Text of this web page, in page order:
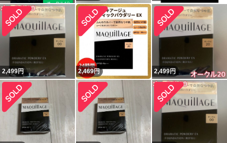
2,499円 2,469円 2,499円